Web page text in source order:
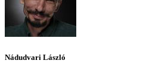
Nádudvari László